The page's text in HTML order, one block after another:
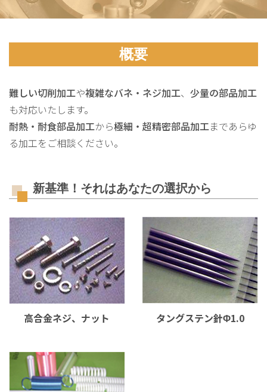
概要
難しい切削加工や複雑なバネ・ネジ加工、 少量の部品加工
も対応いたします。
耐熱・耐食部品加工から極細・超精密部品加工まであらゆ
る加工をご相談ください。
新基準！それはあなたの選択から
高合金ネジ、ナット タングステン針Φ1.0